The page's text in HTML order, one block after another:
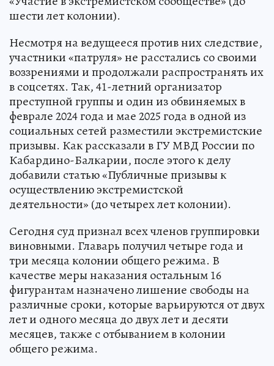
шести лет колонии).
Несмотря на ведущееся против них следствие,
участники «патруля» не расстались со своими
воззрениями и продолжали распространять их
в соцсетях. Так, 41-летний организатор
преступной группы и один из обвиняемых в
феврале 2024 года и мае 2025 года в одной из
социальных сетей разместили экстремистские
призывы. Как рассказали в ГУ МВД России по
Кабардино-Балкарии, после этого к делу
добавили статью «Публичные призывы к
осуществлению экстремистской
деятельности» (до четырех лет колонии).
Сегодня суд признал всех членов группировки
виновными. Главарь получил четыре года и
три месяца колонии общего режима. В
качестве меры наказания остальным 16
фигурантам назначено лишение свободы на
различные сроки, которые варьируются от двух
лет и одного месяца до двух лет и десяти
месяцев, также с отбыванием в колонии
общего режима.